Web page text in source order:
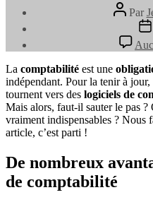
Auteur
de
l’article
Par
La comptabilité est une
indépendant. Pour la tenir à jour,
tournent vers des logiciels de
Mais alors, faut-il sauter le pas ?
vraiment indispensables ? Nous
article, c’est parti !
De nombreux
de comptabilité